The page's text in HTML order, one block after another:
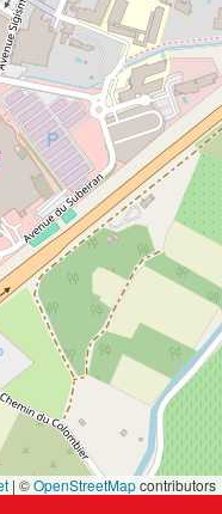
| ©OpenStreetMapcontributors